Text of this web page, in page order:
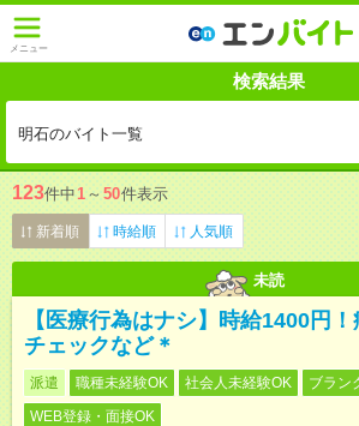
メニュー
検索結果
明石のバイト一覧
123件中1 ～ 50件表示
新着順 時給順 人気順
未読
【医療行為はナシ】時給1400円
チェックなど＊
派遣 職種未経験OK 社会人未経験OK
ブラン
WEB登録・面接OK